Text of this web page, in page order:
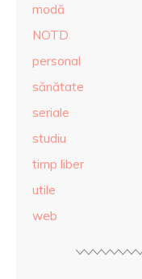
modă
NOTD
personal
sănătate
seriale
studiu
timp liber
utile
web